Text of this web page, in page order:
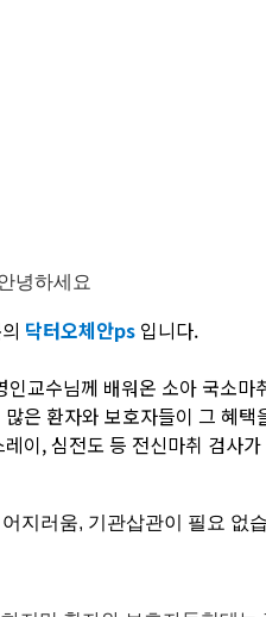
녕하세요
닥터오체안ps입니다.
교수님께 배워온 소아 국소마
은 환자와 보호자들이 그 혜
이, 심전도 등 전신마취 검사
지러움, 기관삽관이 필요 없